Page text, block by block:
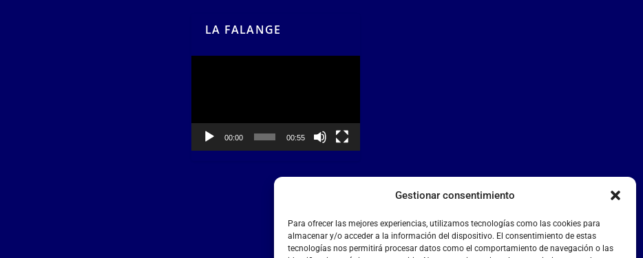
Gestionar consentimiento
Para ofrecer las mejores experiencias, utilizamos tecnologías como las cookies para
almacenar y/o acceder a la información del dispositivo. El consentimiento de estas
tecnologías nos permitirá procesar datos como el comportamiento de navegación o las
LA FALANGE
00:00 00:55